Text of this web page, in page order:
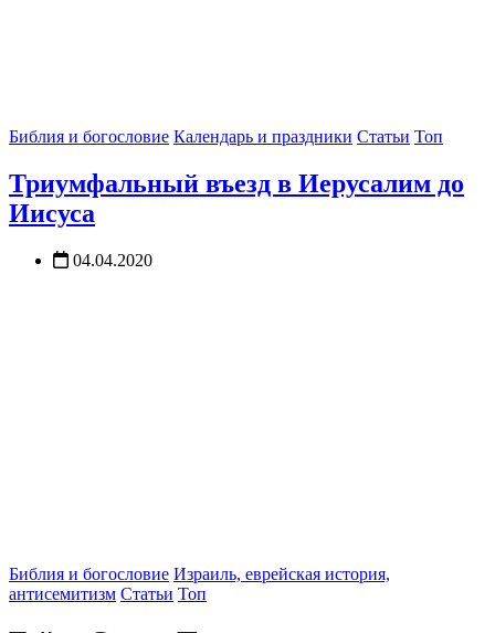
Библия и богословие Календарь и праздники Статьи Топ
Триумфальный въезд в Иерусалим до
Иисуса
04.04.2020
Библия и богословие Израиль, еврейская история,
антисемитизм Статьи Топ